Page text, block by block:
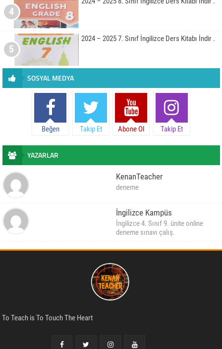
4
5
2024 – 2025 7. Sınıf İngilizce Ders Kitabı İndir .
SOSYAL MEDYA
Beğen Takip Et Abone Ol Takip Et
YAZARLAR
KenanTeacher
deneme
İngilizce Kampüs
İngilizce 4. Sınıf 9. ünite online
deneme sınavı çalış.
To Teach is To Touch The Heart